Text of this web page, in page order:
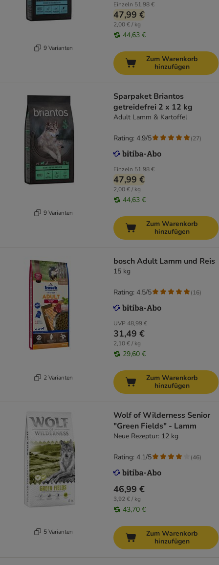
9 Varianten
Einzeln 51,98 €
47,99 €
2,00 € / kg
44,63 €
Zum Warenkorb
hinzufügen
9 Varianten
Sparpaket Briantos
getreidefrei 2 x 12 kg
Adult Lamm & Kartoffel
Einzeln 51,98 €
47,99 €
2,00 € / kg
44,63 €
Rating: 4.9/5 (27)
Zum Warenkorb
hinzufügen
2 Varianten
bosch Adult Lamm und Reis
15 kg
UVP 48,99 €
31,49 €
2,10 € / kg
29,60 €
Rating: 4.5/5 (16)
Zum Warenkorb
hinzufügen
5 Varianten
Wolf of Wilderness Senior
"Green Fields" - Lamm
Neue Rezeptur: 12 kg
46,99 €
3,92 € / kg
43,70 €
Rating: 4.1/5 (46)
Zum Warenkorb
hinzufügen